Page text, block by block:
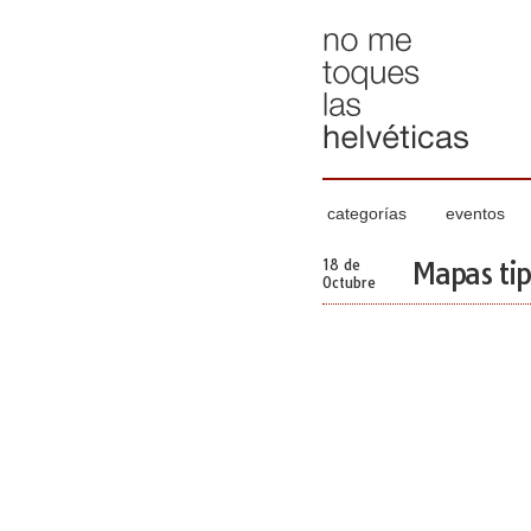
categorías eventos
18 de
Octubre
Mapas